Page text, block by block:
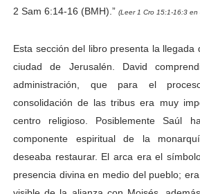
2 Sam 6:14-16 (BMH).” (Leer 1 Cro 15:1-16:3 en
Esta sección del libro presenta la llegada
ciudad de Jerusalén. David
administración, que para el
consolidación de las tribus era muy
centro religioso. Posiblemente Saúl
componente espiritual de la
deseaba restaurar. El arca era el
presencia divina en medio del pueblo;